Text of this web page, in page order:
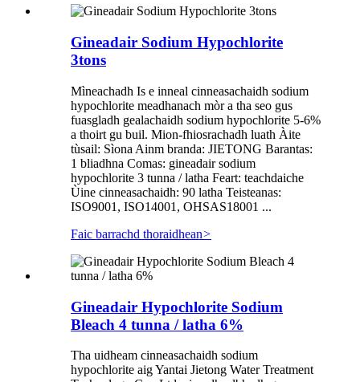
Gineadair Sodium Hypochlorite
3tons
Mìneachadh Is e inneal cinneasachaidh sodium
hypochlorite meadhanach mòr a tha seo gus
fuasgladh gealachaidh sodium hypochlorite 5-6%
a thoirt gu buil. Mion-fhiosrachadh luath Àite
tùsail: Sìona Ainm branda: JIETONG Barantas:
1 bliadhna Comas: gineadair sodium
hypochlorite 3 tunna / latha Feart: teachdaiche
Ùine cinneasachaidh: 90 latha Teisteanas:
ISO9001, ISO14001, OHSAS18001 ...
Faic barrachd thoraidhean>
Gineadair Hypochlorite Sodium
Bleach 4 tunna / latha 6%
Tha uidheam cinneasachaidh sodium
hypochlorite aig Yantai Jietong Water Treatment